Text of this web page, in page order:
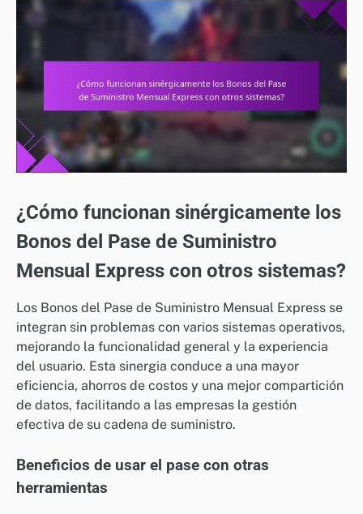
¿Cómo funcionan sinérgicamente los
Bonos del Pase de Suministro
Mensual Express con otros sistemas?
Los Bonos del Pase de Suministro Mensual Express se
integran sin problemas con varios sistemas operativos,
mejorando la funcionalidad general y la experiencia
del usuario. Esta sinergia conduce a una mayor
eficiencia, ahorros de costos y una mejor compartición
de datos, facilitando a las empresas la gestión
efectiva de su cadena de suministro.
Beneficios de usar el pase con otras
herramientas